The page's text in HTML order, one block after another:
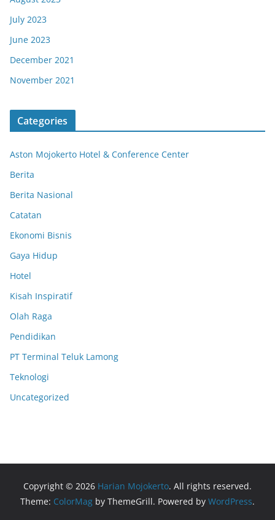
July 2023
June 2023
December 2021
November 2021
Categories
Aston Mojokerto Hotel & Conference Center
Berita
Berita Nasional
Catatan
Ekonomi Bisnis
Gaya Hidup
Hotel
Kisah Inspiratif
Olah Raga
Pendidikan
PT Terminal Teluk Lamong
Teknologi
Uncategorized
Copyright © 2026 Harian Mojokerto. All rights reserved.
Theme: ColorMag by ThemeGrill. Powered by WordPress.